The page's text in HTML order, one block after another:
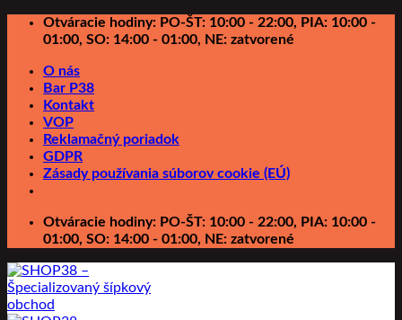
PreskočiťOtváracie hodiny: PO-ŠT: 10:00 - 22:00, PIA: 10:00 -
01:00, SO: 14:00 - 01:00, NE: zatvorené
O nás
Bar P38
Kontakt
VOP
Reklamačný poriadok
GDPR
Zásady používania súborov cookie (EÚ)
Otváracie hodiny: PO-ŠT: 10:00 - 22:00, PIA: 10:00 -
01:00, SO: 14:00 - 01:00, NE: zatvorené